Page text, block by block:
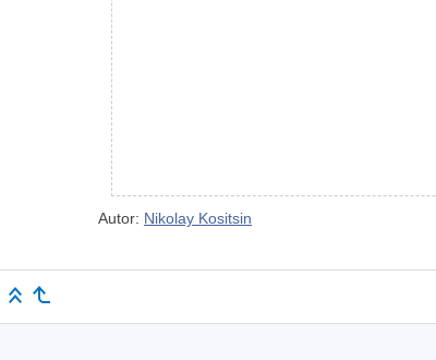
Autor: Nikolay Kositsin